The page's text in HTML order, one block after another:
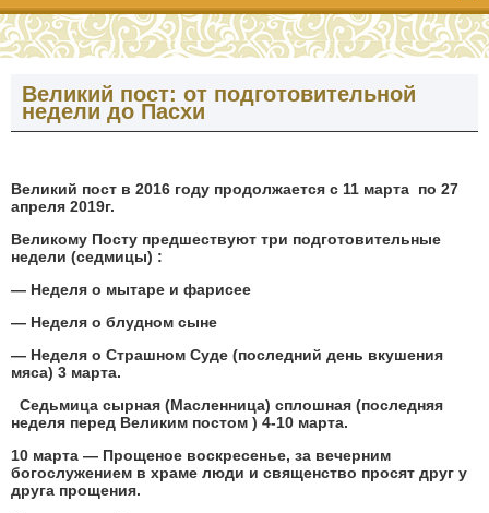
Великий пост: от подготовительной
недели до Пасхи
Великий пост в 2016 году продолжается с 11 марта по 27
апреля 2019г.
Великому Посту предшествуют три подготовительные
недели (седмицы) :
— Неделя о мытаре и фарисее
— Неделя о блудном сыне
— Неделя о Страшном Суде (последний день вкушения
мяса) 3 марта.
Седьмица сырная (Масленница) сплошная (последняя
неделя перед Великим постом ) 4-10 марта.
10 марта — Прощеное воскресенье, за вечерним
богослужением в храме люди и священство просят друг у
друга прощения.